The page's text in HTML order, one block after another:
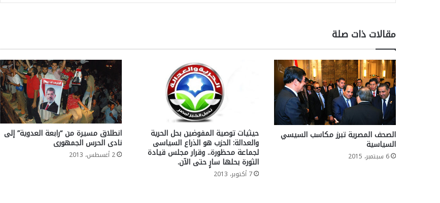
مقالات ذات صلة
الصحف المصرية تبرز مكاسب السيسي
السياسية
6 سبتمبر، 2015
حيثيات توصية المفوضين بحل الحرية
والعدالة: الحزب هو الذراع السياسى
لجماعة محظورة.. وقرار مجلس قيادة
الثورة بحلها سارٍ حتى الآن.
7 أكتوبر، 2013
انطلاق مسيرة من “رابعة العدوية” إلى
‏نادى الحرس الجمهورى
2 أغسطس، 2013